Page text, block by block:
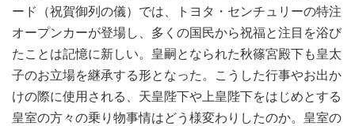
ード（祝賀御列の儀）では、トヨタ・センチュリーの特注
オープンカーが登場し、多くの国民から祝福と注目を浴び
たことは記憶に新しい。皇嗣となられた秋篠宮殿下も皇太
子のお立場を継承する形となった。こうした行事やお出か
けの際に使用される、天皇陛下や上皇陛下をはじめとする
皇室の方々の乗り物事情はどう様変わりしたのか。皇室の